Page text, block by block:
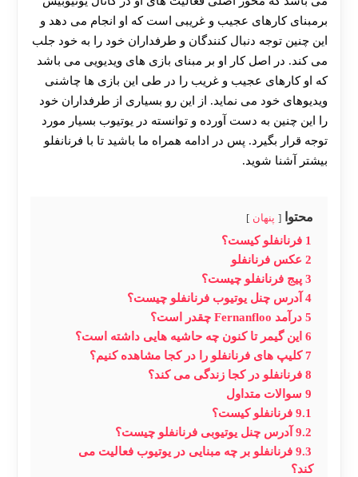
برمبنای کارهای عجیب و غریبی است که او انجام می دهد و
این چنین توجه دنبال کنندگان و طرفداران خود را به خود جلب
می کند. در اصل کار او بر مبنای بازی های ویدیویی می باشد
که او کارهای عجیب و غریب را در طی این بازی ها چاشنی
ویدیوهای خود می نماید. از این رو بسیاری از طرفداران خود
را این چنین به دست آورده و توانسته در یوتیوب بسیار مورد
توجه قرار بگیرد. پس در ادامه همراه ما باشید تا با فرنانفلو
بیشتر آشنا شوید.
محتوا پنهان
1 فرنانفلو کیست؟
2 عکس فرنانفلو
3 پیج فرنانفلو چیست؟
4 آدرس چنل یوتیوب فرنانفلو چیست؟
5 درآمد Fernanfloo چقدر است؟
6 این گیمر تا کنون چه حاشیه هایی داشته است؟
7 کلیپ های فرنانفلو را در کجا مشاهده کنیم؟
8 فرنانفلو در کجا زندگی می کند؟
9 سوالات متداول
9.1 فرنانفلو کیست؟
9.2 آدرس چنل یوتیوبی فرنانفلو چیست؟
9.3 فرنانفلو بر چه مبنایی در یوتیوب فعالیت می
کند؟